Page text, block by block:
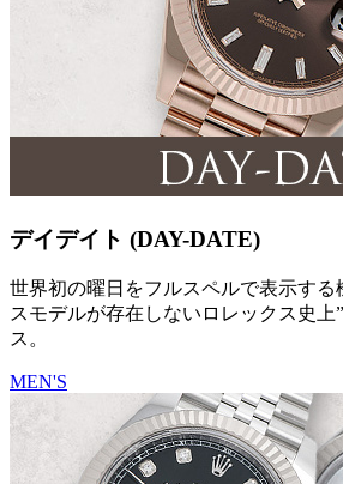
デイデイト (DAY-DATE)
世界初の曜日をフルスペルで表示する
スモデルが存在しないロレックス史上
ス。
MEN'S